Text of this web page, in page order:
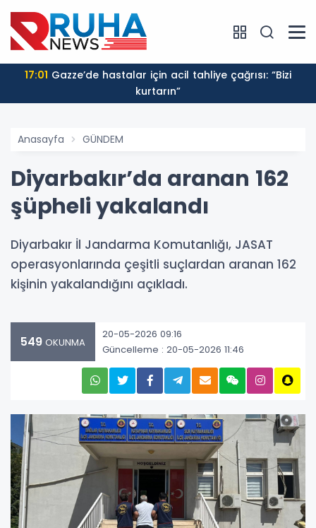
17:01
kurtarın”
Anasayfa GÜNDEM
Diyarbakır’da aranan 162
şüpheli yakalandı
Diyarbakır İl Jandarma Komutanlığı, JASAT
operasyonlarında çeşitli suçlardan aranan 162
kişinin yakalandığını açıkladı.
549 OKUNMA
20-05-2026 09:16
Güncelleme : 20-05-2026 11:46